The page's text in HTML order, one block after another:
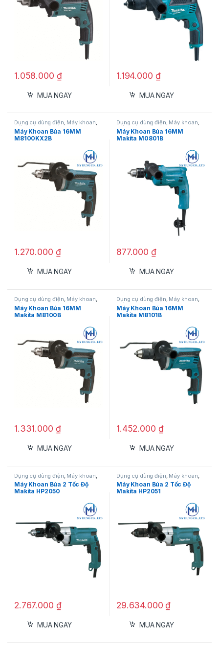
1.058.000 ₫
MUA NGAY
1.194.000 ₫
MUA NGAY
Dụng cụ dùng điện, Máy khoan,
Máy khoan búa
Máy Khoan Búa 16MM
M8100KX2B
1.270.000 ₫
MUA NGAY
Dụng cụ dùng điện, Máy khoan,
Máy khoan búa
Máy Khoan Búa 16MM
Makita M0801B
877.000 ₫
MUA NGAY
Dụng cụ dùng điện Máy khoan
Máy khoan búa
Máy Khoan Búa 16MM
Makita M8100B
1.331.000 ₫
MUA NGAY
Dụng cụ dùng điện Máy khoan
Máy khoan búa
Máy Khoan Búa 16MM
Makita M8101B
1.452.000 ₫
MUA NGAY
Dụng cụ dùng điện Máy khoan
Máy khoan búa
Máy Khoan Búa 2 Tốc Độ
Makita HP2050
2.767.000 ₫
MUA NGAY
Dụng cụ dùng điện Máy khoan
Máy khoan búa
Máy Khoan Búa 2 Tốc Độ
Makita HP2051
29.634.000 ₫
MUA NGAY